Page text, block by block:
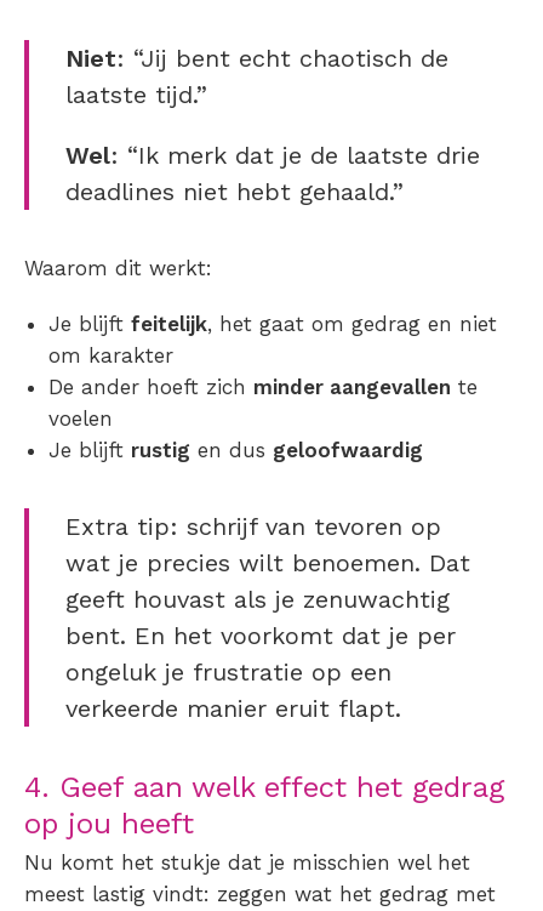
Niet: “Jij bent echt chaotisch de
laatste tijd.”
Wel: “Ik merk dat je de laatste drie
deadlines niet hebt gehaald.”
Waarom dit werkt:
Je blijft feitelijk, het gaat om gedrag en niet
om karakter
De ander hoeft zich minder aangevallen te
voelen
Je blijft rustig en dus geloofwaardig
Extra tip: schrijf van tevoren op
wat je precies wilt benoemen. Dat
geeft houvast als je zenuwachtig
bent. En het voorkomt dat je per
ongeluk je frustratie op een
verkeerde manier eruit flapt.
4. Geef aan welk effect het gedrag
op jou heeft
Nu komt het stukje dat je misschien wel het
meest lastig vindt: zeggen wat het gedrag met